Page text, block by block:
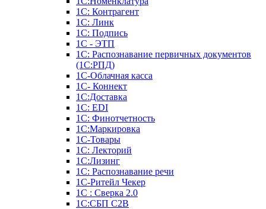
1С: Контрагент
1С: Линк
1С: Подпись
1С - ЭТП
1С: Распознавание первичных документов
(1С:РПД)
1С-Облачная касса
1С- Коннект
1С:Доставка
1С: EDI
1С: Финотчетность
1С:Маркировка
1С-Товары
1С: Лекторий
1С:Лизинг
1С: Распознавание речи
1C-Ритейл Чекер
1С : Сверка 2.0
1С:СБП C2B